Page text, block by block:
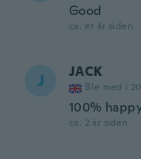
Good
ca. et år siden
J JACK
Ble med i
100%
ca. 2 år siden